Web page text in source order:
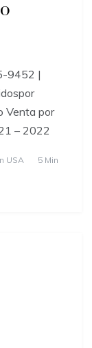
9452 |
Venta por
– 2022
USA
5 Min